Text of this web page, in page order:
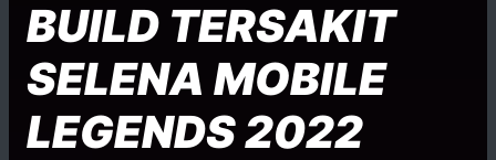
BUILD TERSAKIT
SELENA MOBILE
LEGENDS 2022